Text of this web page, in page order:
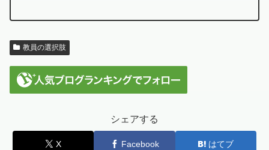
教員の選択肢
シェアする
X Facebook はてブ